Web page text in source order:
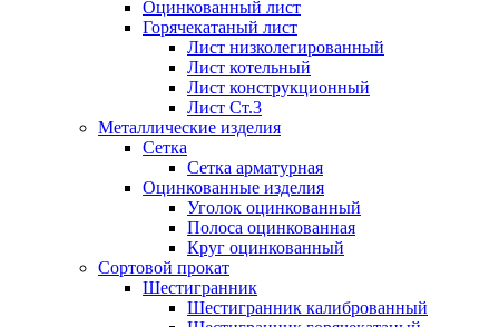
Оцинкованный лист
Горячекатаный лист
Лист низколегированный
Лист котельный
Лист конструкционный
Лист Ст.3
Металлические изделия
Сетка
Сетка арматурная
Оцинкованные изделия
Уголок оцинкованный
Полоса оцинкованная
Круг оцинкованный
Сортовой прокат
Шестигранник
Шестигранник калиброванный